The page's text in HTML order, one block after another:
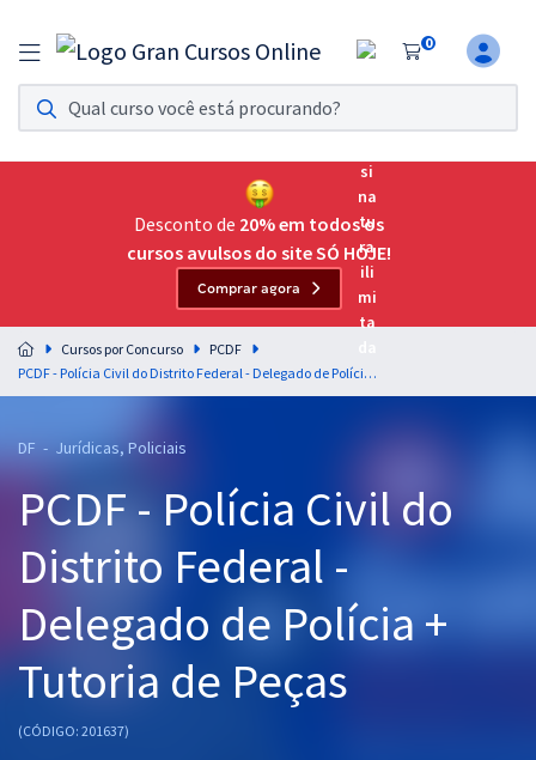
0
Assinatura Ilimitada 11
Acesso a todos os cursos. Teste grátis por 7 dias!
Assinatura OAB Até Passar
Acesso ilimitado a toda preparação para o Exame da
Residências Multiprofissionais
Preparação completa e intensiva para as principais
residências em saúde do Brasil
Cursos 20% OFF
Pós
Graduação
OAB
Desconto de 20% em todos os
cursos avulsos do site SÓ HOJE!
Comprar agora
Cursos por Concurso
PCDF
PCDF - Polícia Civil do Distrito Federal - Delegado de Polícia + Tutoria de Peças
DF - Jurídicas, Policiais
PCDF - Polícia Civil do
Distrito Federal -
Delegado de Polícia +
Tutoria de Peças
(CÓDIGO: 201637)